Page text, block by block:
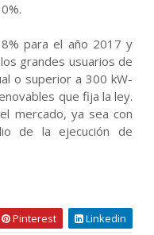
para el año 2017 y
grandes usuarios de
o superior a 300 kW-
que fija la ley.
mercado, ya sea con
de la ejecución de
Pinterest Linkedin